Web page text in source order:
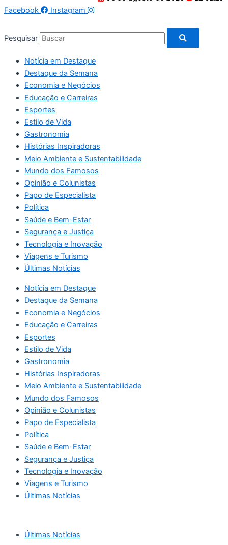
Facebook
Instagram
Pesquisar
Notícia em Destaque
Destaque da Semana
Economia e Negócios
Educação e Carreiras
Esportes
Estilo de Vida
Gastronomia
Histórias Inspiradoras
Meio Ambiente e Sustentabilidade
Mundo dos Famosos
Opinião e Colunistas
Papo de Especialista
Política
Saúde e Bem-Estar
Segurança e Justiça
Tecnologia e Inovação
Viagens e Turismo
Últimas Notícias
Notícia em Destaque
Destaque da Semana
Economia e Negócios
Educação e Carreiras
Esportes
Estilo de Vida
Gastronomia
Histórias Inspiradoras
Meio Ambiente e Sustentabilidade
Mundo dos Famosos
Opinião e Colunistas
Papo de Especialista
Política
Saúde e Bem-Estar
Segurança e Justiça
Tecnologia e Inovação
Viagens e Turismo
Últimas Notícias
Últimas Notícias